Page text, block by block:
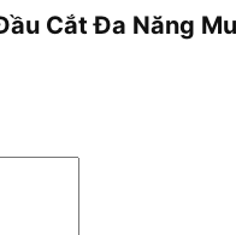
Cắt Đa Năng